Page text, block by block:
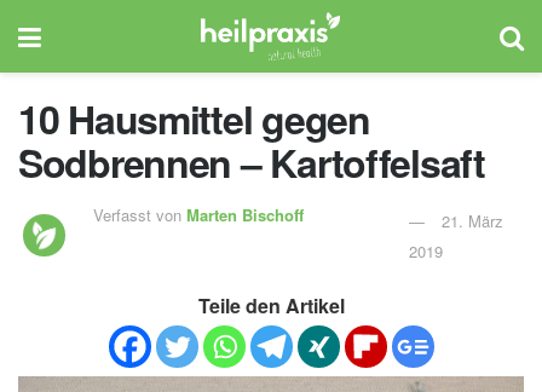
10 Hausmittel gegen
Sodbrennen – Kartoffelsaft
Verfasst vonMarten Bischoff
21. März
2019
Teile den Artikel